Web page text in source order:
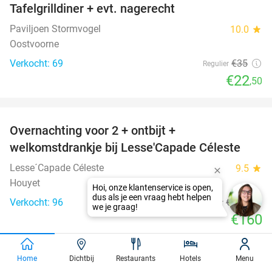
Tafelgrilldiner + evt. nagerecht
Paviljoen Stormvogel 10.0 star
Oostvoorne
Verkocht: 69
Regulier €35
€22,50
Overnachting voor 2 + ontbijt +
welkomstdrankje bij Lesse'Capade Céleste
Lesse´Capade Céleste 9.5 star
Houyet
Verkocht: 96
Regulier €240
€160
favorite_border
Home Dichtbij Restaurants Hotels Menu